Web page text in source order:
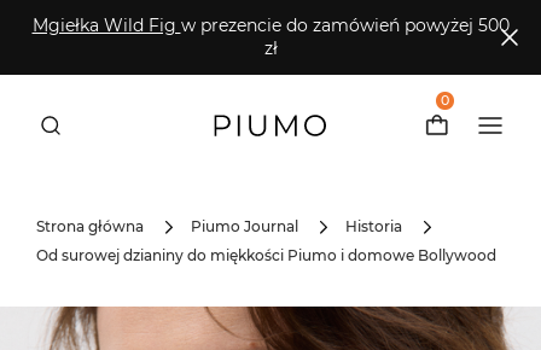
Mgiełka Wild Fig w prezencie do zamówień powyżej 500
zł
0
Strona główna Piumo Journal
Historia
Od surowej dzianiny do miękkości Piumo i domowe Bollywood